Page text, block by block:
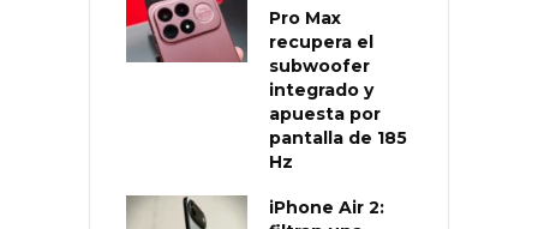
Pro Max
recupera el
subwoofer
integrado y
apuesta por
pantalla de 185
Hz
iPhone Air 2: